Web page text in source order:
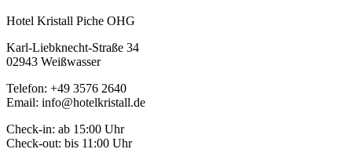
Hotel Kristall Piche OHG
Karl-Liebknecht-Straße 34
02943 Weißwasser
Telefon: +49 3576 2640
Email: info@hotelkristall.de
Check-in: ab 15:00 Uhr
Check-out: bis 11:00 Uhr